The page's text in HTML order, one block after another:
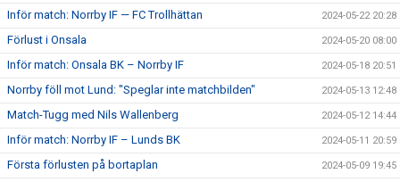
Inför match: Norrby IF — FC Trollhättan 2024-05-22 20:28
Förlust i Onsala 2024-05-20 08:00
Inför match: Onsala BK – Norrby IF 2024-05-18 20:51
Norrby föll mot Lund: "Speglar inte matchbilden" 2024-05-13 12:48
Match-Tugg med Nils Wallenberg 2024-05-12 14:44
Inför match: Norrby IF – Lunds BK 2024-05-11 20:59
Första förlusten på bortaplan 2024-05-09 19:45